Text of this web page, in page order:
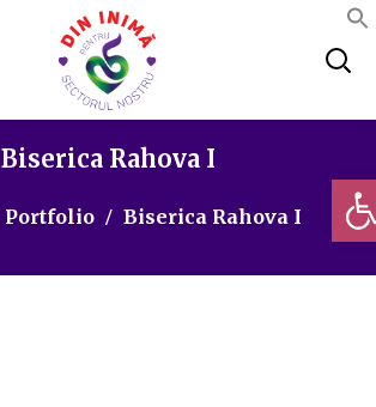
Biserica Rahova I
Portfolio Biserica Rahova I